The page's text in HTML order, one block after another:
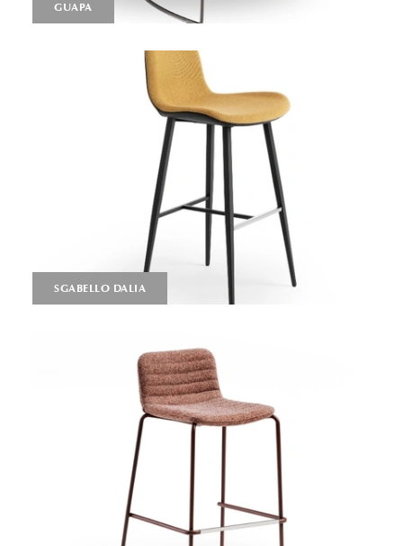
GUAPA
SGABELLO DALIA